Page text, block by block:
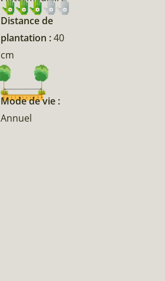
Distance de
plantation :40
cm
Mode de vie :
Annuel